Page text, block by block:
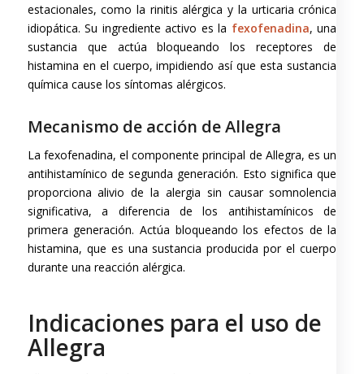
estacionales, como la rinitis alérgica y la urticaria crónica
idiopática. Su ingrediente activo es la fexofenadina, una
sustancia que actúa bloqueando los receptores de
histamina en el cuerpo, impidiendo así que esta sustancia
química cause los síntomas alérgicos.
Mecanismo de acción de Allegra
La fexofenadina, el componente principal de Allegra, es un
antihistamínico de segunda generación. Esto significa que
proporciona alivio de la alergia sin causar somnolencia
significativa, a diferencia de los antihistamínicos de
primera generación. Actúa bloqueando los efectos de la
histamina, que es una sustancia producida por el cuerpo
durante una reacción alérgica.
Indicaciones para el uso de
Allegra